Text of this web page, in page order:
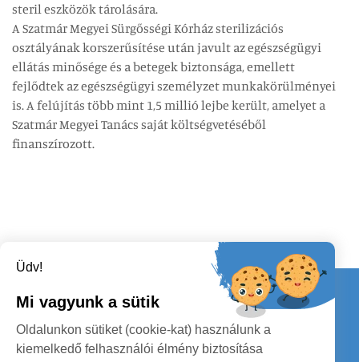
steril eszközök tárolására.
A Szatmár Megyei Sürgősségi Kórház sterilizációs
osztályának korszerűsítése után javult az egészségügyi
ellátás minősége és a betegek biztonsága, emellett
fejlődtek az egészségügyi személyzet munkakörülményei
is. A felújítás több mint 1,5 millió lejbe került, amelyet a
Szatmár Megyei Tanács saját költségvetéséből
finanszírozott.
Kapcsolat
KÖVESSENEK
Üdv!
Mi vagyunk a sütik
Oldalunkon sütiket (cookie-kat) használunk a
kiemelkedő felhasználói élmény biztosítása